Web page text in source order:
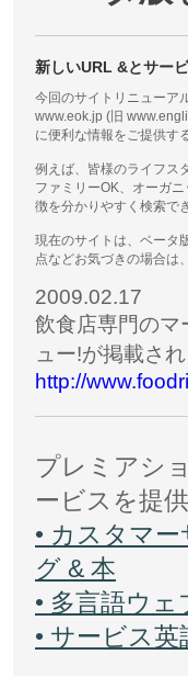
新しいURL &とサー
今回のサイトリニューア
www.eok.jp (旧
に便利な情報をご提供す
例えば、皆様のライフス
ファミリーOK、オーガ
徴を分かりやすく検索で
現在のサイトは、ベータ
点などお気づきの場合は、
2009.02.17
飲食店専門の
ュー!が掲載され
http://
プレミアシ
ービスを提
• カスタマ
グ & 本
• 多言語ウ
• サービス